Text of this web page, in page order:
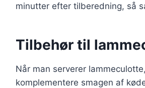
minutter efter tilberedning, så
Tilbehør til
Når man serverer
komplementere smagen af